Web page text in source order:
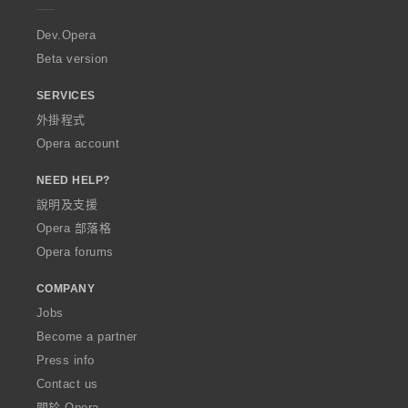
a
Dev.Opera
Beta version
SERVICES
外掛程式
Opera account
NEED HELP?
說明及支援
Opera 部落格
Opera forums
COMPANY
Jobs
Become a partner
Press info
Contact us